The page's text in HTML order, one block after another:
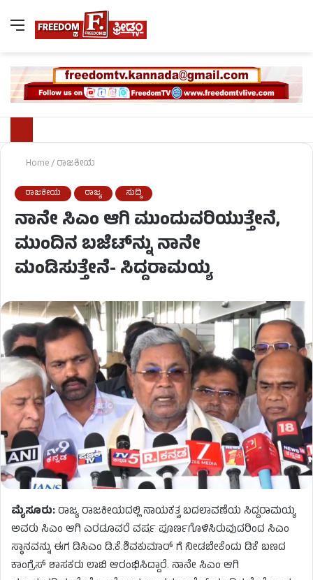
Home/ರಾಜಕೀಯ
ರಾಜಕೀಯ ರಾಜ್ಯ ಸುದ್ದಿ
ನಾನೇ ಸಿಎಂ ಆಗಿ ಮುಂದುವರಿಯುತ್ತೇನೆ,
ಮುಂದಿನ ಬಜೆಟ್​​ನ್ನು ನಾನೇ
ಮಂಡಿಸುತ್ತೇನೆ- ಸಿದ್ದರಾಮಯ್ಯ
ಮೈಸೂರು:ರಾಜ್ಯ ರಾಜಕೀಯದಲ್ಲಿ ನಾಯಕತ್ವ ಬದಲಾವಣೆಯ ಸಿದ್ದರಾಮಯ್ಯ
ಅವರು ಸಿಎಂ ಆಗಿ ಎರಡೂವರೆ ವರ್ಷ ಪೂರ್ಣಗೊಳಿಸಿರುವುದರಿಂದ ಸಿಎಂ
ಸ್ಥಾನವನ್ನು ಈಗ ಡಿಸಿಎಂ ಡಿ.ಕೆ.ಶಿವಕುಮಾರ್ ಗೆ ನೀಡಬೇಕೆಂದು ಡಿಕೆ ಬಣದ
ಕಾಂಗ್ರೆಸ್ ಶಾಸಕರು ಲಾಬಿ ಆರಂಭಿಸಿದ್ದಾರೆ. ನಾನೇ ಸಿಎಂ ಆಗಿ